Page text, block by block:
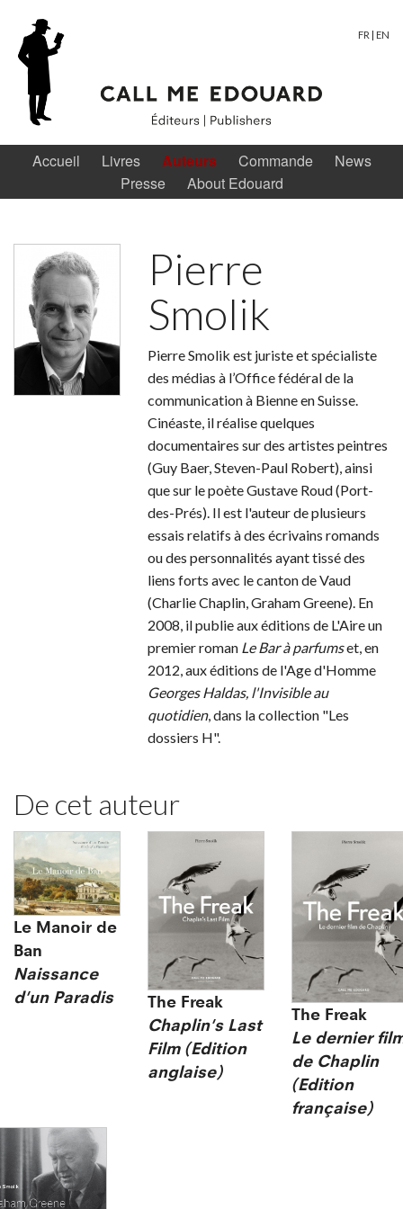
FR | EN
Accueil Livres Auteurs Commande
News
Presse
About Edouard
Pierre
Smolik
Pierre Smolik est juriste et spécialiste
des médias à l’Office fédéral de la
communication à Bienne en Suisse.
Cinéaste, il réalise quelques
documentaires sur des artistes peintres
(Guy Baer, Steven-Paul Robert), ainsi
que sur le poète Gustave Roud (Port-
des-Prés). Il est l'auteur de plusieurs
essais relatifs à des écrivains romands
ou des personnalités ayant tissé des
liens forts avec le canton de Vaud
(Charlie Chaplin, Graham Greene). En
2008, il publie aux éditions de L'Aire un
premier roman Le Bar à parfumset, en
2012, aux éditions de l'Age d'Homme
Georges Haldas, l'Invisible au
quotidien, dans la collection "Les
dossiers H".
De cet auteur
Le Manoir de
Ban
Naissance
d'un Paradis
The Freak
Chaplin's Last
Film (Edition
anglaise)
The Freak
Le dernier
de Chaplin
(Edition
française)